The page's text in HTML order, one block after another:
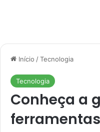
Início /Tecnologia
Tecnologia
Conheça a